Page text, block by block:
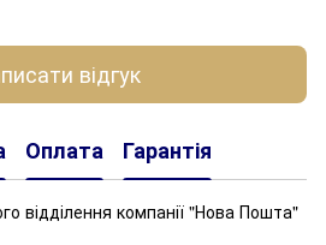
відгук
Оплата Гарантія
відділення компанії "Нова Пошта"